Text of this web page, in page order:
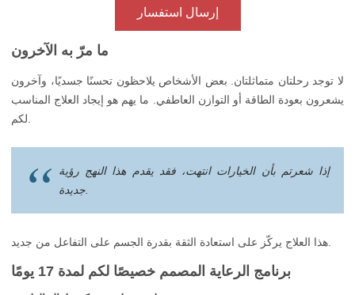
إرسال استفسار
ما مرّ به الآخرون
لا توجد رحلتان متماثلتان. بعض الأشخاص يلاحظون تحسنًا جسديًا، وآخرون
يشعرون بعودة الطاقة أو التوازن العاطفي. ما يهم هو إيجاد العلاج المناسب
إذا شعرتم بأن الخيارات انتهت، فقد يقدم هذا النهج رؤية
برنامج الرعاية المصمم خصيصًا لكم لمدة 17 يومًا